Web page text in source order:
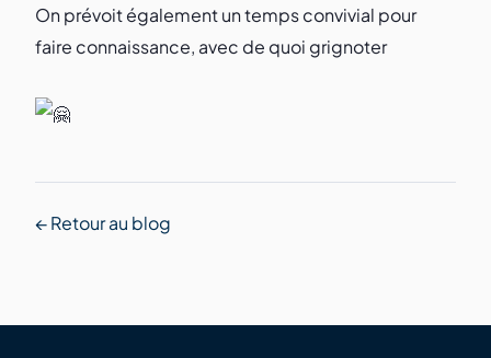
On prévoit également un temps convivial pour
faire connaissance, avec de quoi grignoter
← Retour au blog